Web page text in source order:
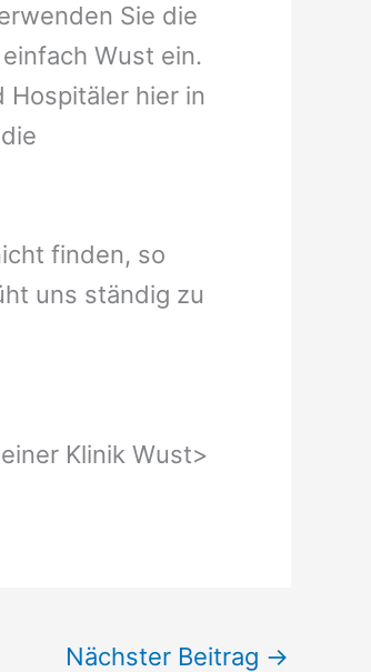
Sie die
Wust ein.
Hospitäler hier in
finden, so
uns ständig zu
Klinik Wust>
Nächster Beitrag →